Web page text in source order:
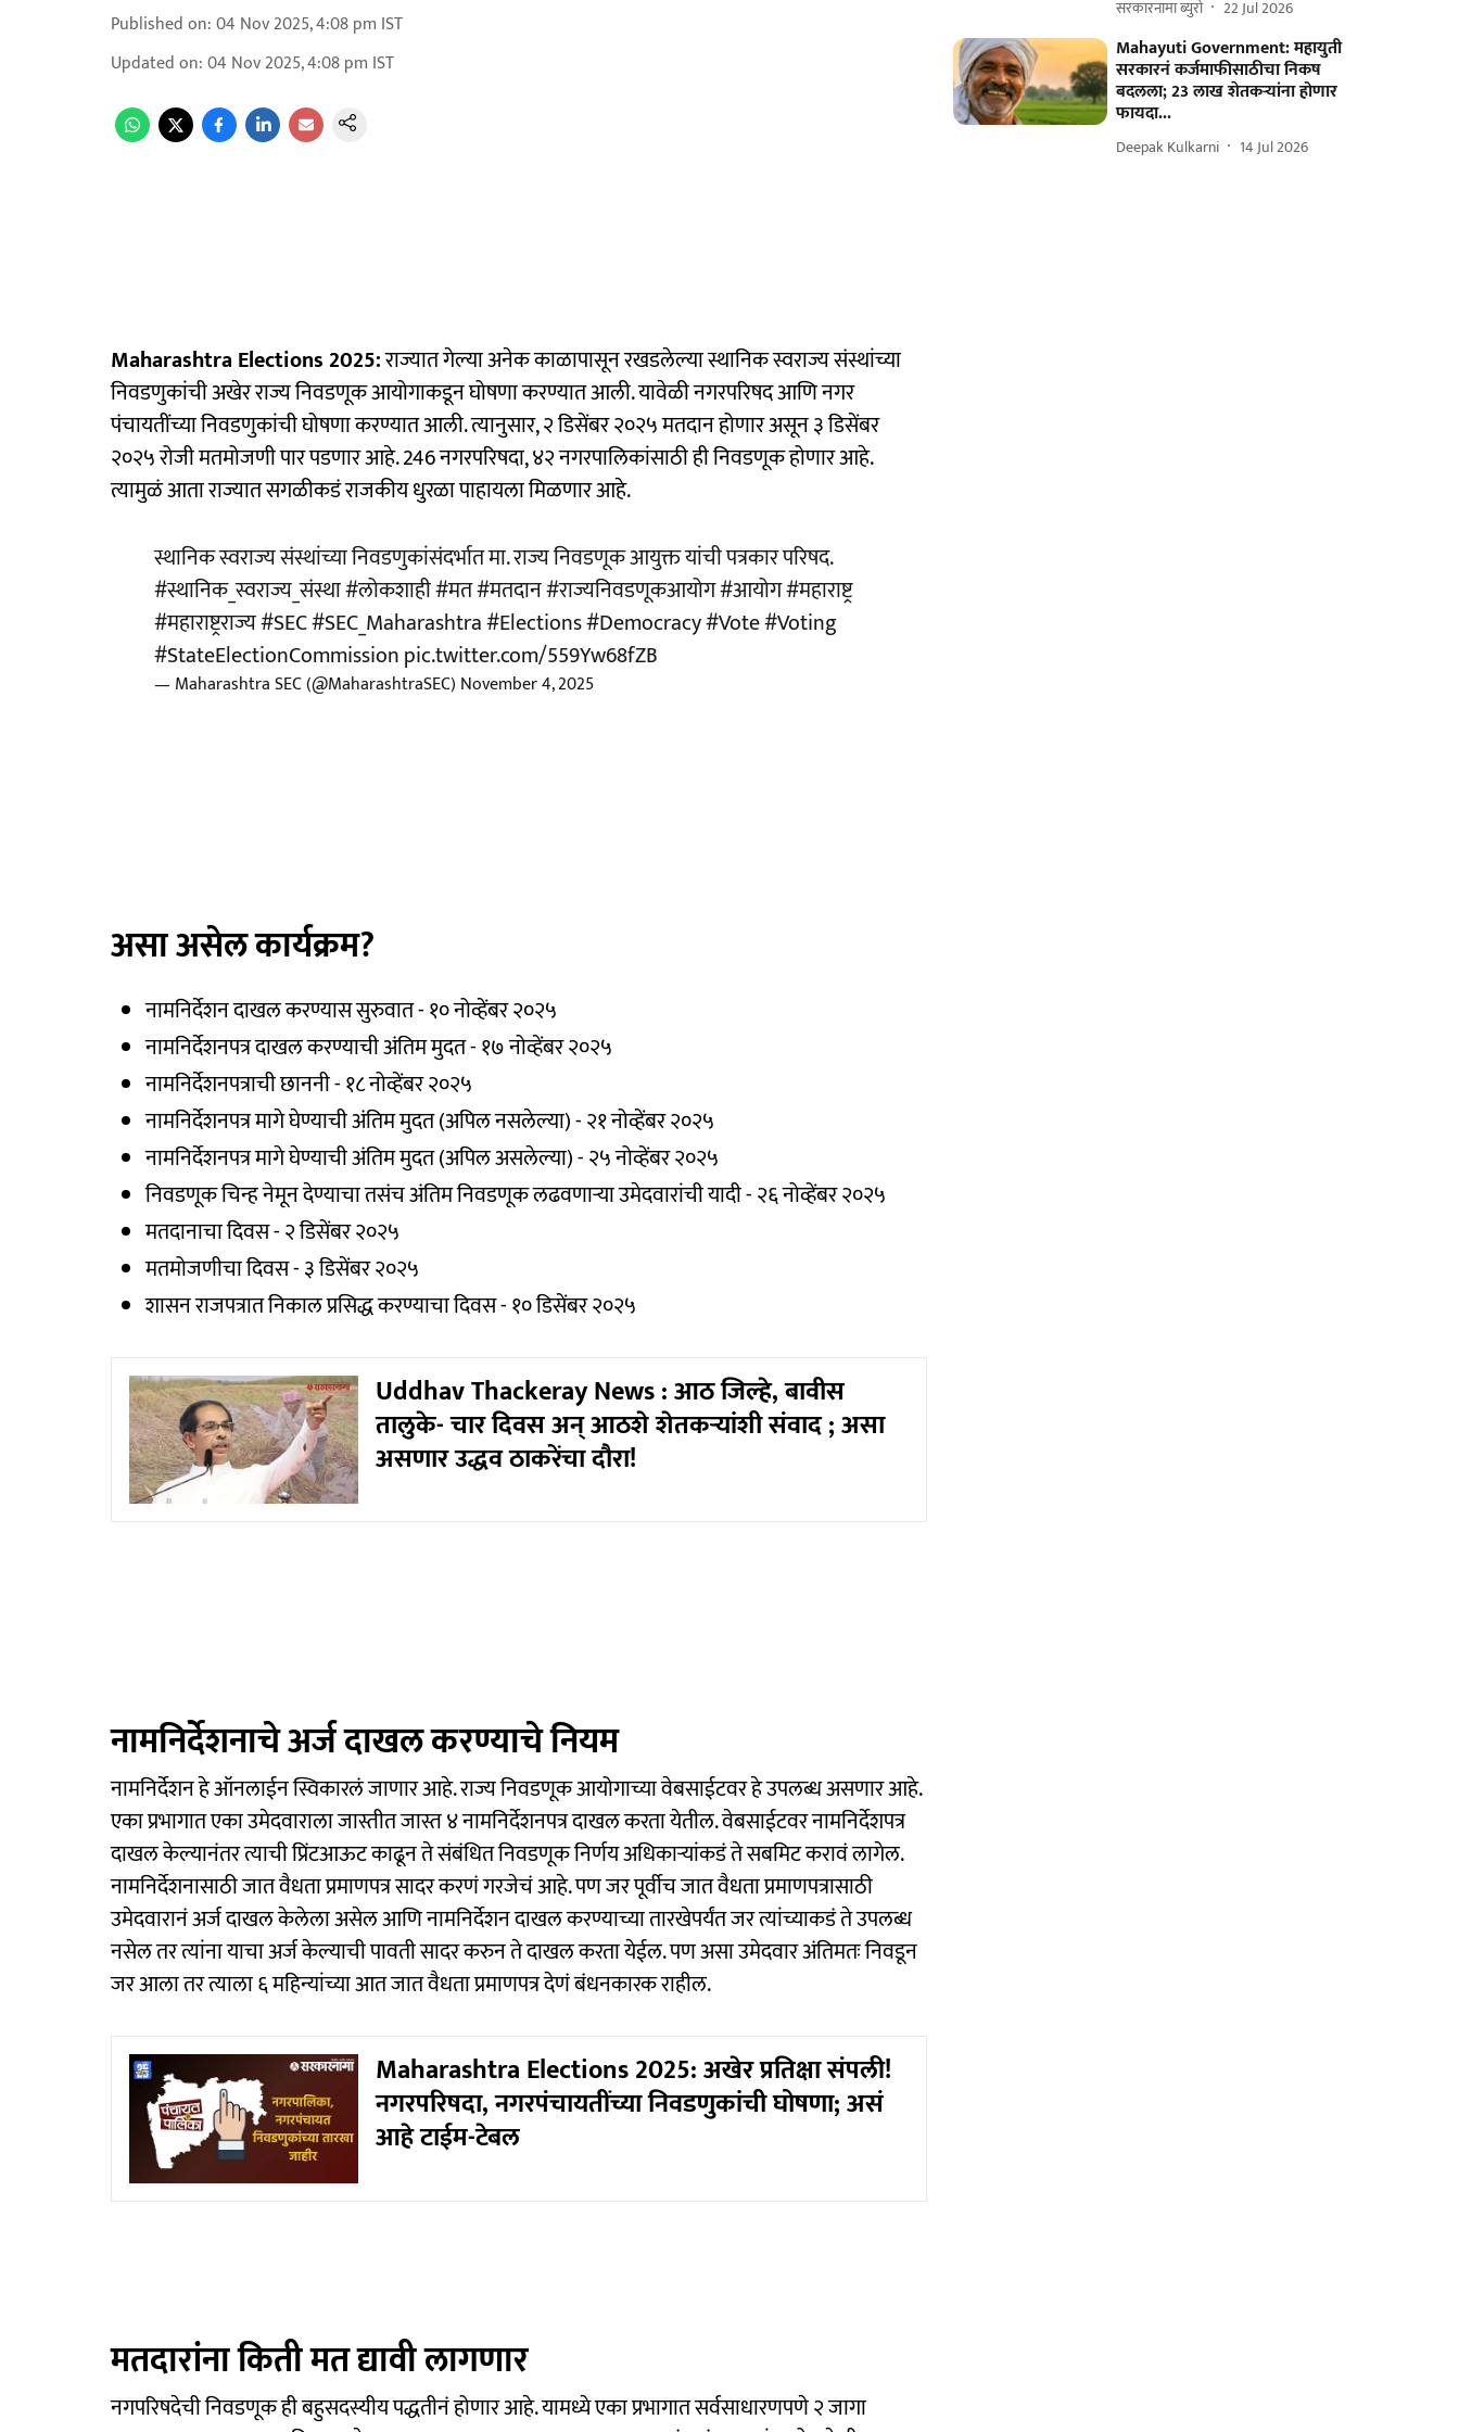
Published on:04 Nov 2025, 4:08 pm IST
Updated on:04 Nov 2025, 4:08 pm IST
Maharashtra Elections 2025:राज्यात गेल्या अनेक काळापासून रखडलेल्या स्थानिक स्वराज्य संस्थांच्या
निवडणुकांची अखेर राज्य निवडणूक आयोगाकडून घोषणा करण्यात आली. यावेळी नगरपरिषद आणि नगर
पंचायतींच्या निवडणुकांची घोषणा करण्यात आली. त्यानुसार, २ डिसेंबर २०२५ मतदान होणार असून ३ डिसेंबर
२०२५ रोजी मतमोजणी पार पडणार आहे. 246 नगरपरिषदा, ४२ नगरपालिकांसाठी ही निवडणूक होणार आहे.
त्यामुळं आता राज्यात सगळीकडं राजकीय धुरळा पाहायला मिळणार आहे.
स्थानिक स्वराज्य संस्थांच्या निवडणुकांसंदर्भात मा. राज्य निवडणूक आयुक्त यांची पत्रकार परिषद.
#स्थानिक_स्वराज्य_संस्था#लोकशाही#मत#मतदान#राज्यनिवडणूकआयोग#आयोग#महाराष्ट्र
#महाराष्ट्रराज्य#SEC#SEC_Maharashtra#Elections#Democracy#Vote#Voting
#StateElectionCommissionpic.twitter.com/559Yw68fZB
— Maharashtra SEC (@MaharashtraSEC) November 4, 2025
असा असेल कार्यक्रम?
नामनिर्देशन दाखल करण्यास सुरुवात - १० नोव्हेंबर २०२५
नामनिर्देशनपत्र दाखल करण्याची अंतिम मुदत - १७ नोव्हेंबर २०२५
नामनिर्देशनपत्राची छाननी - १८ नोव्हेंबर २०२५
नामनिर्देशनपत्र मागे घेण्याची अंतिम मुदत (अपिल नसलेल्या) - २१ नोव्हेंबर २०२५
नामनिर्देशनपत्र मागे घेण्याची अंतिम मुदत (अपिल असलेल्या) - २५ नोव्हेंबर २०२५
निवडणूक चिन्ह नेमून देण्याचा तसंच अंतिम निवडणूक लढवणाऱ्या उमेदवारांची यादी - २६ नोव्हेंबर २०२५
मतदानाचा दिवस - २ डिसेंबर २०२५
मतमोजणीचा दिवस - ३ डिसेंबर २०२५
शासन राजपत्रात निकाल प्रसिद्ध करण्याचा दिवस - १० डिसेंबर २०२५
Uddhav Thackeray News : आठ जिल्हे, बावीस
तालुके- चार दिवस अन् आठशे शेतकऱ्यांशी संवाद ; असा
असणार उद्धव ठाकरेंचा दौरा!
नामनिर्देशनाचे अर्ज दाखल करण्याचे नियम
नामनिर्देशन हे ऑनलाईन स्विकारलं जाणार आहे. राज्य निवडणूक आयोगाच्या वेबसाईटवर हे उपलब्ध असणार आहे.
एका प्रभागात एका उमेदवाराला जास्तीत जास्त ४ नामनिर्देशनपत्र दाखल करता येतील. वेबसाईटवर नामनिर्देशपत्र
दाखल केल्यानंतर त्याची प्रिंटआऊट काढून ते संबंधित निवडणूक निर्णय अधिकाऱ्यांकडं ते सबमिट करावं लागेल.
नामनिर्देशनासाठी जात वैधता प्रमाणपत्र सादर करणं गरजेचं आहे. पण जर पूर्वीच जात वैधता प्रमाणपत्रासाठी
उमेदवारानं अर्ज दाखल केलेला असेल आणि नामनिर्देशन दाखल करण्याच्या तारखेपर्यंत जर त्यांच्याकडं ते उपलब्ध
नसेल तर त्यांना याचा अर्ज केल्याची पावती सादर करुन ते दाखल करता येईल. पण असा उमेदवार अंतिमतः निवडून
जर आला तर त्याला ६ महिन्यांच्या आत जात वैधता प्रमाणपत्र देणं बंधनकारक राहील.
Maharashtra Elections 2025: अखेर प्रतिक्षा संपली!
नगरपरिषदा, नगरपंचायतींच्या निवडणुकांची घोषणा; असं
आहे टाईम-टेबल
मतदारांना किती मत द्यावी लागणार
नगपरिषदेची निवडणूक ही बहुसदस्यीय पद्धतीनं होणार आहे. यामध्ये एका प्रभागात सर्वसाधारणपणे २ जागा
सरकारनामा ब्युरो 22 Jul 2026
Mahayuti Government: महायुती
सरकारनं कर्जमाफीसाठीचा निकष
बदलला; 23 लाख शेतकऱ्यांना होणार
फायदा...
Deepak Kulkarni 14 Jul 2026